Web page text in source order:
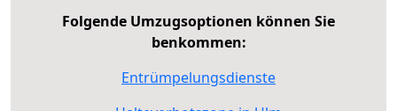
Folgende Umzugsoptionen können Sie
benkommen:
Entrümpelungsdienste